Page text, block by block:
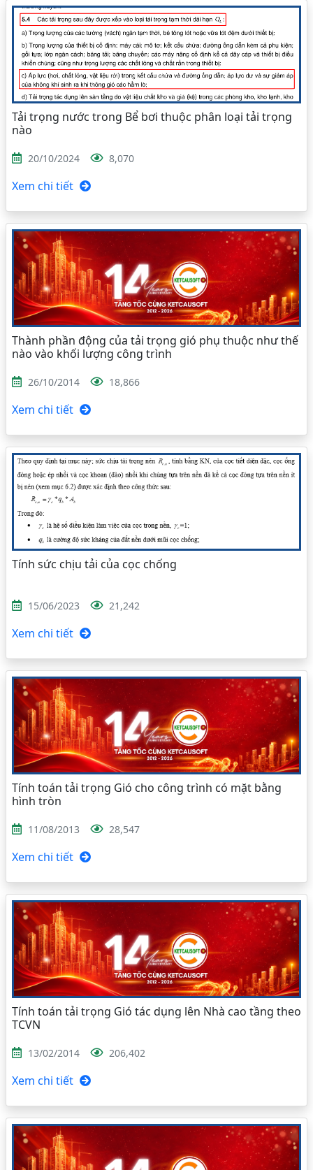
Tải trọng nước trong Bể bơi thuộc phân loại tải trọng
nào
20/10/2024 8,070
Xem chi tiết
Thành phần động của tải trọng gió phụ thuộc như thế
nào vào khối lượng công trình
26/10/2014 18,866
Xem chi tiết
Tính sức chịu tải của cọc chống
15/06/2023 21,242
Xem chi tiết
Tính toán tải trọng Gió cho công trình có mặt bằng
hình tròn
11/08/2013 28,547
Xem chi tiết
Tính toán tải trọng Gió tác dụng lên Nhà cao tầng theo
TCVN
13/02/2014 206,402
Xem chi tiết